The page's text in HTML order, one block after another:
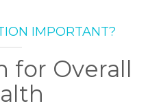
IMPORTANT?
for Overall